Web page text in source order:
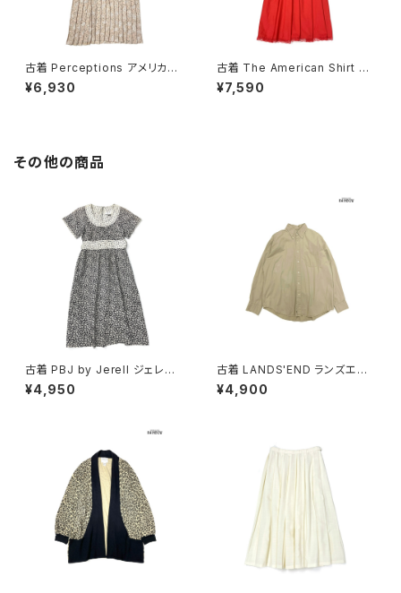
古着 Perceptions アメリカ製
総柄 ロング丈 長袖 プリーツ ワ
ンピース ピンク ベージュ (otu
¥6,930
古着 The American Shirt Dr
ess アメリカ製 レース 無地 コ
ットン ロング丈 長袖 ワンピース
¥7,590
その他の商品
古着 PBJ by Jerell ジェレル
リボン 花柄 コットン100％ 膝丈
半袖 ワンピース 黒 (oa26070
¥4,950
古着 LANDS'END ランズエン
ド 前開き 無地 コットン100％
長袖 シャツ ベージュ (ttu2509
¥4,900